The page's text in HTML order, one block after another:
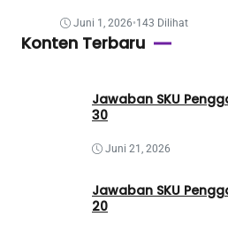
Juni 1, 2026•143 Dilihat
Konten Terbaru
Jawaban SKU
30
Juni 21, 2026
Jawaban SKU
20